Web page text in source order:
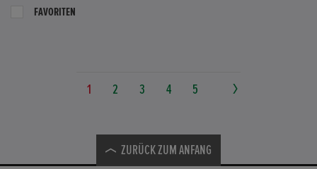
FAVORITEN
1 2 3 4 5
ZURÜCK ZUM ANFANG